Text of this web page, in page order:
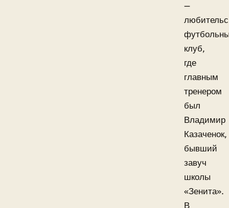
—
клуб,
где
главным
тренером
был
Владимир
Казаченок,
бывший
завуч
школы
«Зенита».
В